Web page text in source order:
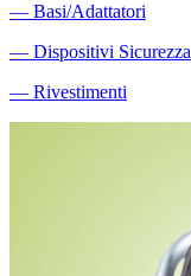
― Basi/Adattatori
― Dispositivi Sicurezza
― Rivestimenti